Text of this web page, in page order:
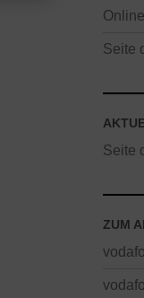
Seite
Seite
ZUM